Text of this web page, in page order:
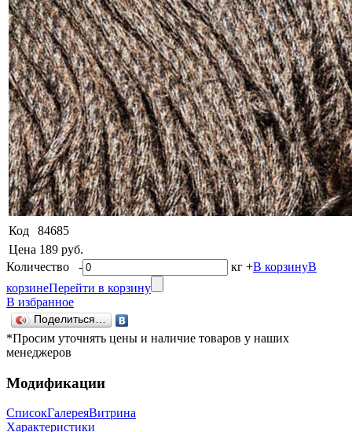
Код
84685
Цена 189 руб.
Количество - кг +В корзинуВ
корзинеПерейти в корзину
В избранное
Поделиться…
*Просим уточнять цены и наличие товаров у наших
менеджеров
Модификации
СписокГалереяВитрина
Характеристики